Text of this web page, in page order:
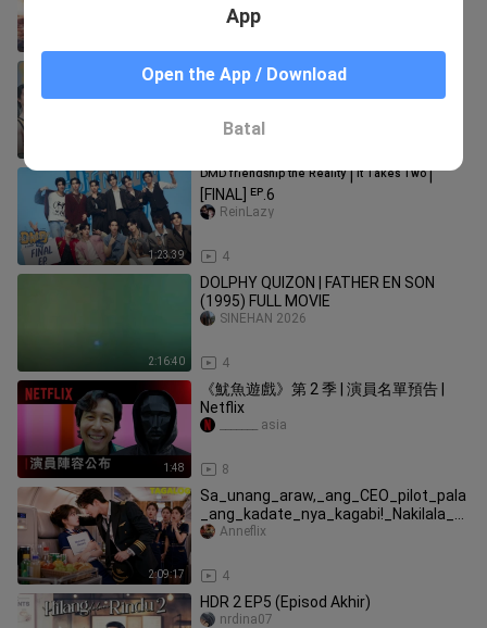
ᴰᴹᴰ ᶠʳⁱᵉⁿᵈˢʰⁱᵖ ᵗʰᵉ ᴿᵉᵃˡⁱᵗʸ | ᴵᵗ ᵀᵃᵏᵉˢ ᵀʷᵒ | ᴱᴾ.4
ReinLazy
1:23:39
ᴰᴹᴰ ᶠʳⁱᵉⁿᵈˢʰⁱᵖ ᵗʰᵉ ᴿᵉᵃˡⁱᵗʸ | ᴵᵗ ᵀᵃᵏᵉˢ ᵀʷᵒ |
[FINAL] ᴱᴾ.6
4
ReinLazy
2:16:40
DOLPHY QUIZON | FATHER EN SON
(1995) FULL MOVIE
4
SINEHAN 2026
1:48
《魷魚遊戲》第 2 季 | 演員名單預告 |
Netflix
8
_______ asia
2:09:17
Sa_unang_araw,_ang_CEO_pilot_pala
_ang_kadate_nya_kagabi!_Nakilala_s
ya_nito__Di_ka_na_makakatakas!
4
Anneflix
HDR 2 EP5 (Episod Akhir)
nrdina07
App
Open the App / Download
Batal